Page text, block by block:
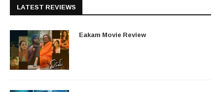
LATEST REVIEWS
Eakam Movie Review